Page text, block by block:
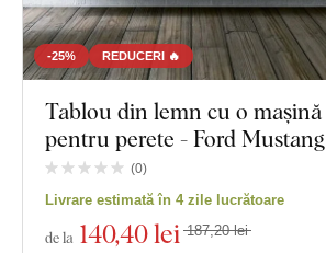
-25% REDUCERI 🔥
Tablou din lemn cu o mașină
pentru perete - Ford Mustang
(0)
Livrare estimată în 4 zile lucrătoare
de la 140,40 lei 187,20 lei